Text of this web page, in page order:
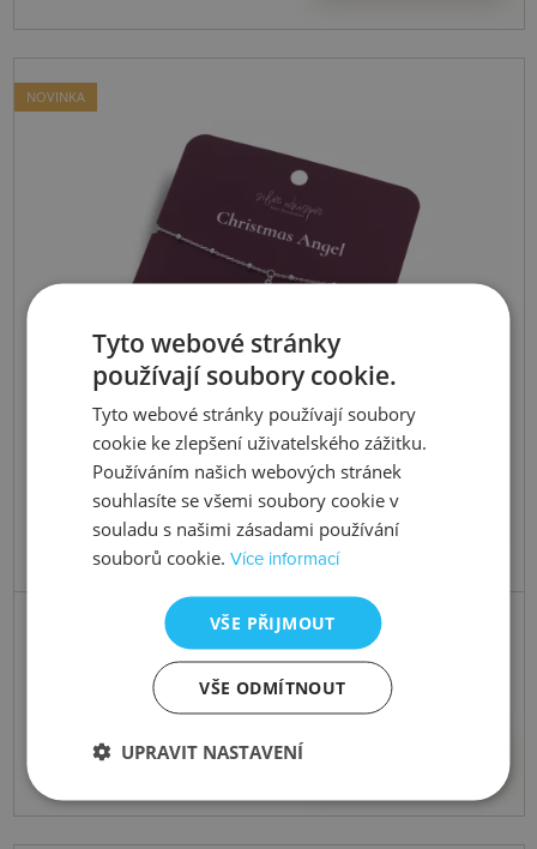
NOVINKA
Stříbrný náramek Silver Whisper
Christmas Angel SWB061
990 Kč
Tyto webové stránky
používají soubory cookie.
Tyto webové stránky používají soubory
cookie ke zlepšení uživatelského zážitku.
Používáním našich webových stránek
souhlasíte se všemi soubory cookie v
souladu s našimi zásadami používání
souborů cookie.Více informací
VŠE PŘIJMOUT
VŠE ODMÍTNOUT
UPRAVIT NASTAVENÍ